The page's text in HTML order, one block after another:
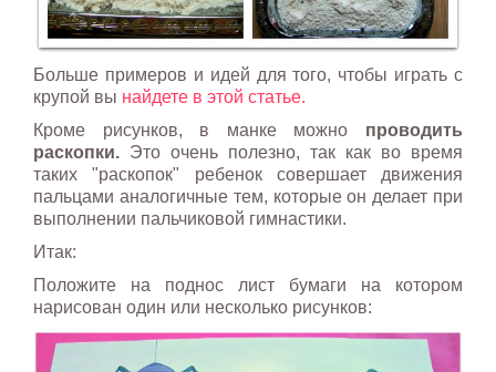
Больше примеров и идей для того, чтобы играть с
крупой вы найдете в этой статье.
Кроме рисунков, в манке можно проводить
раскопки. Это очень полезно, так как во время
таких "раскопок" ребенок совершает движения
пальцами аналогичные тем, которые он делает при
выполнении пальчиковой гимнастики.
Итак:
Положите на поднос лист бумаги на котором
нарисован один или несколько рисунков: